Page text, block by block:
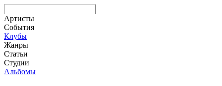
Артисты
События
Клубы
Жанры
Статьи
Студии
Альбомы